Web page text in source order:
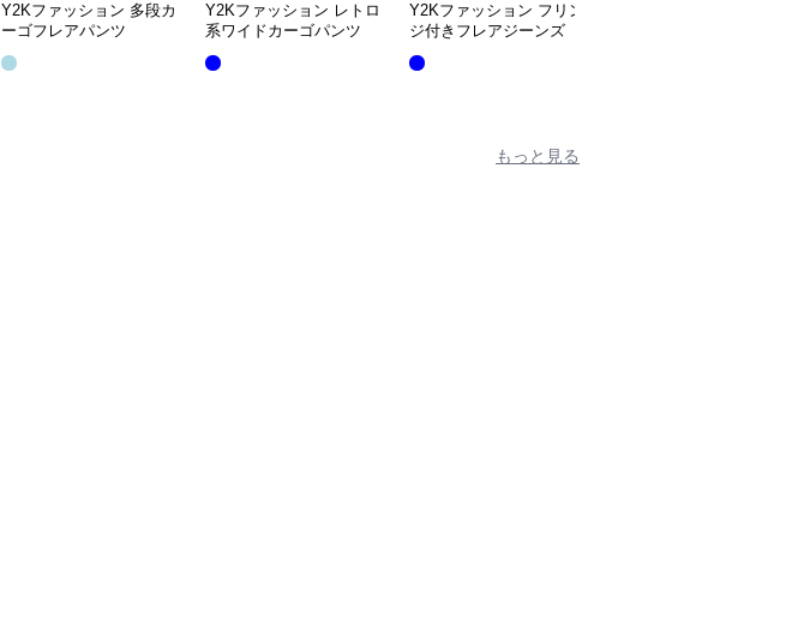
Y2Kファッション 多段カ
ーゴフレアパンツ
Y2Kファッション レトロ
系ワイドカーゴパンツ
Y2Kファッション フリン
ジ付きフレアジーンズ
もっと見る